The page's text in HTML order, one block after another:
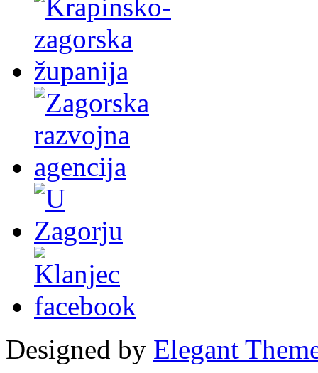
Designed by Elegant